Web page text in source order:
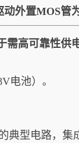
动外置MOS管
需高可靠性供
电池）。
典型电路，